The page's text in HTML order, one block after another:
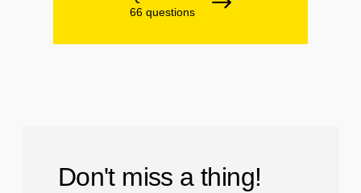
66 questions
Don't miss a thing!